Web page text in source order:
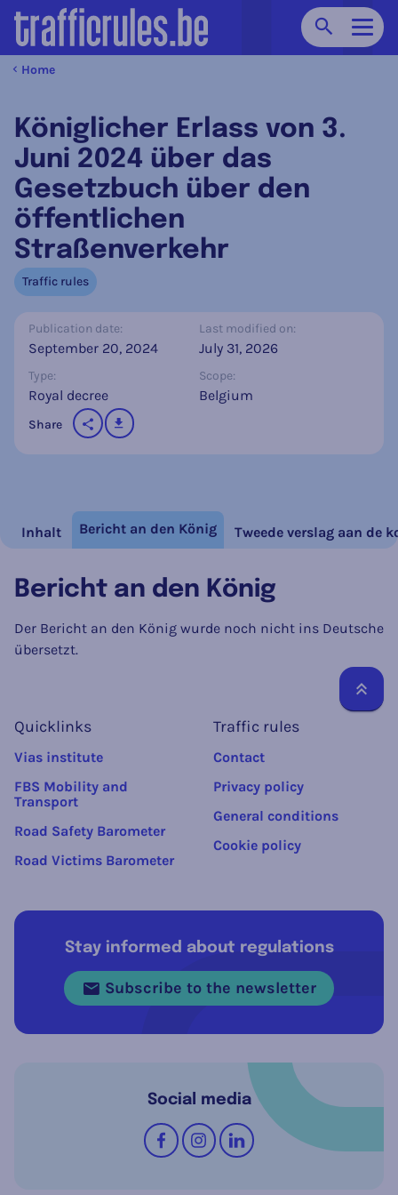
Search
Home
Königlicher Erlass von 3.
Juni 2024 über das
Gesetzbuch über den
öffentlichen
Straßenverkehr
Traffic rules
Publication date:
September 20, 2024
Last modified on:
July 31, 2026
Type:
Royal decree
Scope:
Belgium
Share downloaden
Inhalt Bericht an den König Tweede verslag aan de
Bericht an den König
Der Bericht an den König wurde noch nicht ins Deutsche
übersetzt.
Quicklinks
Vias institute
FBS Mobility and
Transport
Road Safety Barometer
Road Victims Barometer
Traffic rules
Contact
Privacy policy
General conditions
Cookie policy
Stay informed about regulations
Subscribe to the newsletter
Social media
Follow us on
FacebookInstagramLinkedIn